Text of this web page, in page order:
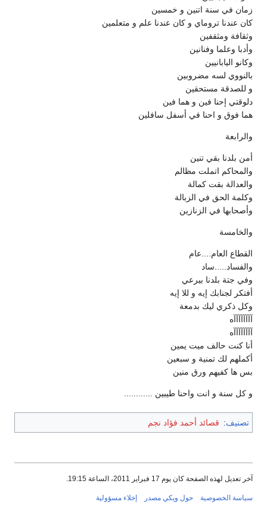
زمان في سنة اتنين و خمسين
كان عندنا تروماي و كان عندنا علم و متعلمين
وثقافة ومثقفين
وأدبا وعلما وفنانين
وكانو اليابانيين
بالنووي لسه مضروبين
و للصدقة مستحقين
دلوقتي إحنا فين و هما فين
هما فوق و احنا في أسفل سافلين
والرابعة
أمن بلدنا بقي تنين
والمحاكم اتملت مظالم
والعدالة بقت كمالة
وكلمة الحق في الزبالة
وأصحابها في الزنازين
والخامسة
القطاع العام....عام
والفساد.....ساد
وفي جتة بلدنا بيرعي
أفتكر لجنابك إيه و للا إيه
وكل ذكري ليك بدمعة
آآآآآآآآه
آآآآآآآآه
أنا كنت حالف ميت يمين
أكملهم لك تمنية و سبعين
بس ها كفيهم ورق منين
و كل سنة و انت واحنا طيبين ............
تصنيف: قصائد أحمد فؤاد نجم
آخر تعديل لهذه الصفحة كان يوم 17 فبراير 2011، الساعة 19:15.
سياسة الخصوصية حول ويكي مصدر إخلاء مسؤولية